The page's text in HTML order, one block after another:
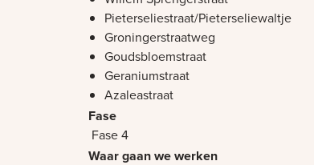
Pieterseliestraat/Pieterseliewaltje
Groningerstraatweg
Goudsbloemstraat
Geraniumstraat
Azaleastraat
Fase 4